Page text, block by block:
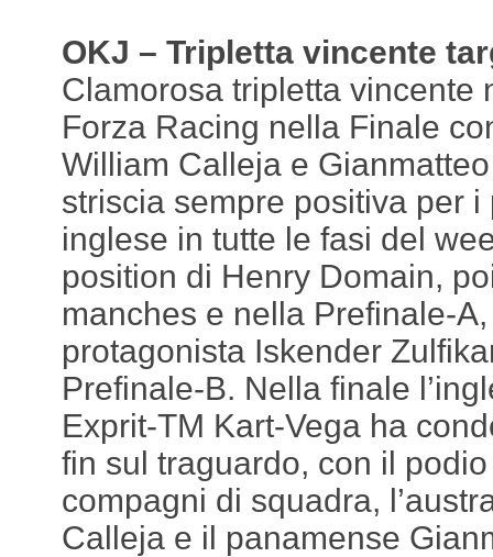
OKJ – Tripletta vincente
Clamorosa tripletta vincente
Forza Racing nella Finale
William Calleja e
striscia sempre positiva per
inglese in tutte le fasi del
position di Henry Domain,
manches e nella Prefinale-A,
protagonista Iskender
Prefinale-B. Nella finale
Exprit-TM Kart-Vega ha
fin sul traguardo, con il
compagni di squadra,
Calleja e il panamense